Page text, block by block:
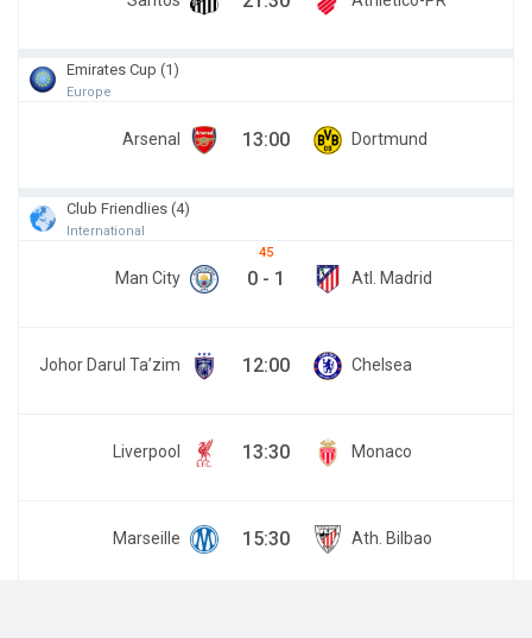
Emirates Cup (1)
Europe
Arsenal 13:00 Dortmund
Club Friendlies (4)
International
Man City
45
0 - 1 Atl. Madrid
Johor Darul Ta’zim 12:00 Chelsea
Liverpool 13:30 Monaco
Marseille 15:30 Ath. Bilbao